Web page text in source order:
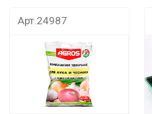
Арт.24987